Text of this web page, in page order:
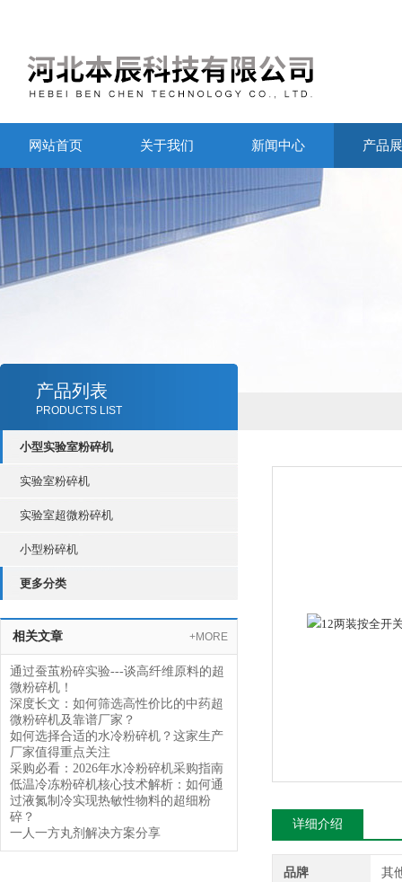
网站首页 关于我们 新闻中心 产品
产品列表
PRODUCTS LIST
小型实验室粉碎机
实验室粉碎机
实验室超微粉碎机
小型粉碎机
更多分类
相关文章 +MORE
通过蚕茧粉碎实验---谈高纤维原料的超
微粉碎机！
深度长文：如何筛选高性价比的中药超
微粉碎机及靠谱厂家？
如何选择合适的水冷粉碎机？这家生产
厂家值得重点关注
采购必看：2026年水冷粉碎机采购指南
低温冷冻粉碎机核心技术解析：如何通
过液氮制冷实现热敏性物料的超细粉
碎？
一人一方丸剂解决方案分享
详细介绍
品牌 其